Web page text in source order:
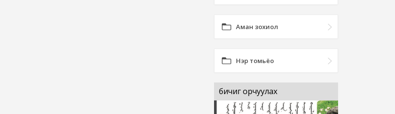
Аман зохиол
Нэр томьёо
бичиг орчуулах